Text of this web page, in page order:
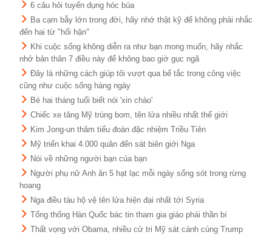
6 câu hỏi tuyển dụng hóc búa
Ba cạm bẫy lớn trong đời, hãy nhớ thật kỹ để không phải nhắc
đến hai từ "hối hận"
Khi cuộc sống không diễn ra như bạn mong muốn, hãy nhắc
nhở bản thân 7 điều này để không bao giờ gục ngã
Đây là những cách giúp tôi vượt qua bế tắc trong công việc
cũng như cuộc sống hàng ngày
Bé hai tháng tuổi biết nói 'xin chào'
Chiếc xe tăng Mỹ trúng bom, tên lửa nhiều nhất thế giới
Kim Jong-un thăm tiểu đoàn đặc nhiệm Triều Tiên
Mỹ triển khai 4.000 quân đến sát biên giới Nga
Nói về những người bạn của bạn
Người phụ nữ Anh ăn 5 hạt lạc mỗi ngày sống sót trong rừng
hoang
Nga điều tàu hộ vệ tên lửa hiện đại nhất tới Syria
Tổng thống Hàn Quốc bác tin tham gia giáo phái thần bí
Thất vọng với Obama, nhiều cử tri Mỹ sát cánh cùng Trump